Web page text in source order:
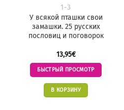
1-3
У всякой пташки свои
замашки. 25 русских
пословиц и поговорок
13,95€
БЫСТРЫЙ ПРОСМОТР
В КОРЗИНУ